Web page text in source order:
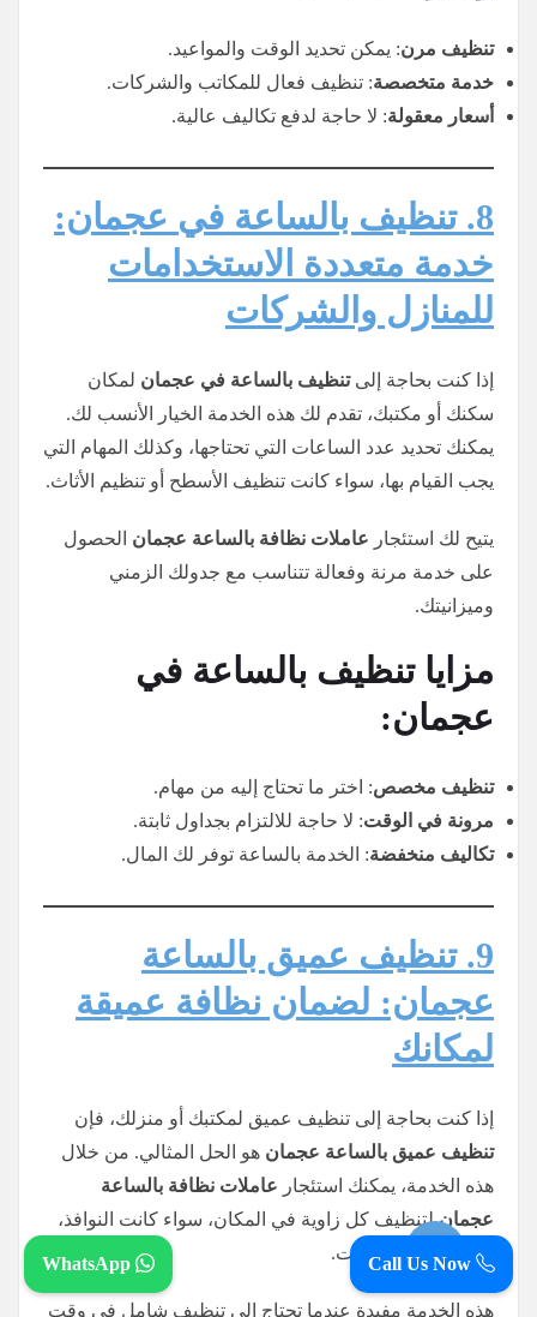
تنظيف مرن: يمكن تحديد الوقت والمواعيد.
خدمة متخصصة: تنظيف فعال للمكاتب والشركات.
أسعار معقولة: لا حاجة لدفع تكاليف عالية.
8. تنظيف بالساعة في عجمان:
خدمة متعددة الاستخدامات
للمنازل والشركات
إذا كنت بحاجة إلىتنظيف بالساعة في عجمان لمكان
سكنك أو مكتبك، تقدم لك هذه الخدمة الخيار الأنسب لك.
يمكنك تحديد عدد الساعات التي تحتاجها، وكذلك المهام التي
يجب القيام بها، سواء كانت تنظيف الأسطح أو تنظيم الأثاث.
يتيح لك استئجار عاملات نظافة بالساعة عجمان الحصول
على خدمة مرنة وفعالة تتناسب مع جدولك الزمني
وميزانيتك.
مزايا تنظيف بالساعة في
عجمان:
تنظيف مخصص: اختر ما تحتاج إليه من مهام.
مرونة في الوقت: لا حاجة للالتزام بجداول ثابتة.
تكاليف منخفضة: الخدمة بالساعة توفر لك المال.
9. تنظيف عميق بالساعة
عجمان: لضمان نظافة عميقة
لمكانك
إذا كنت بحاجة إلى تنظيف عميق لمكتبك أو منزلك، فإن
تنظيف عميق بالساعة عجمان هو الحل المثالي. من خلال
هذه الخدمة، يمكنك استئجار عاملات نظافة بالساعة
عجمانلتنظيف كل زاوية في المكان، سواء كانت النوافذ،
السجاد، أو الحمامات.
هذه الخدمة مفيدة عندما تحتاج إلى تنظيف شامل في وقت